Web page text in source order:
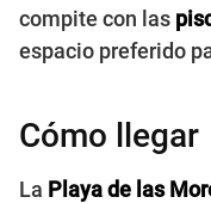
compite con las
espacio preferido
Cómo llegar
La Playa de las